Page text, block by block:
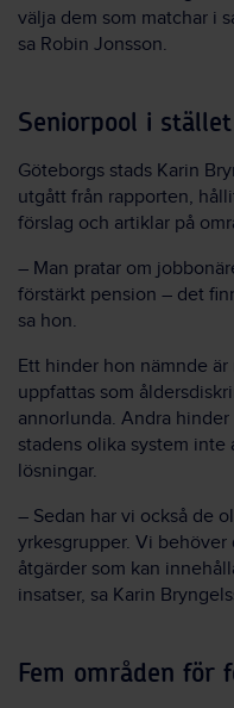
välja dem som matchar i
sa Robin Jonsson.
Seniorpool i
Göteborgs stads Karin
utgått från rapporten,
förslag och artiklar på
– Man pratar om
förstärkt pension – det
sa hon.
Ett hinder hon nämnde
uppfattas som
annorlunda. Andra
stadens olika system
lösningar.
– Sedan har vi också de
yrkesgrupper. Vi behöver
åtgärder som kan
insatser, sa Karin
Fem områden för